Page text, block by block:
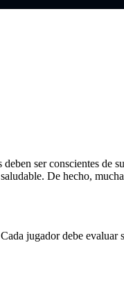
ser conscientes de
De hecho,
jugador debe evaluar